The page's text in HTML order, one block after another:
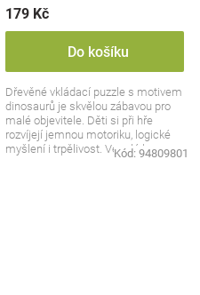
179 Kč
Do košíku
Dřevěné vkládací puzzle s motivem
dinosaurů je skvělou zábavou pro
malé objevitele. Děti si při hře
rozvíjejí jemnou motoriku, logické
myšlení i trpělivost. Veselé barvy a
Kód: 94809801